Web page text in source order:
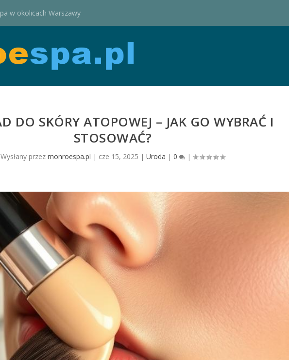
w okolicach Warszawy
DO SKÓRY ATOPOWEJ – JAK GO WYBRAĆ I
STOSOWAĆ?
Wysłany przez monroespa.pl | cze 15, 2025 | Uroda | 0 |